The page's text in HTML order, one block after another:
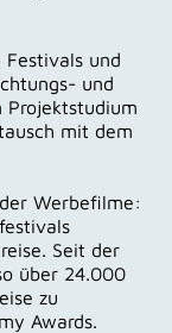
Festivals und
und
mit dem
Werbefilme:
Seit der
über 24.000
zu
Awards.